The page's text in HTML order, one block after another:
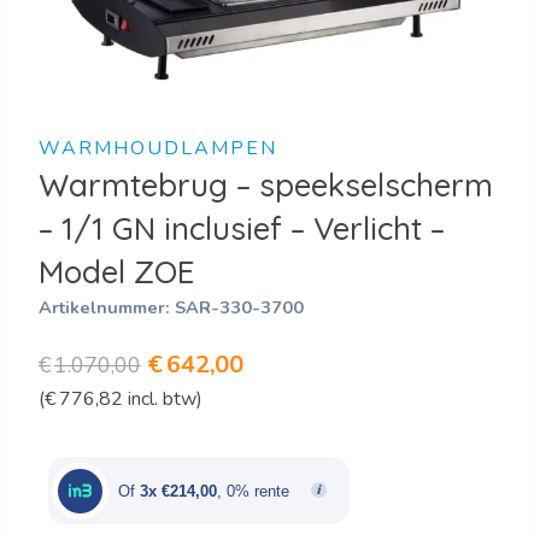
WARMHOUDLAMPEN
Warmtebrug – speekselscherm
– 1/1 GN inclusief – Verlicht –
Model ZOE
Artikelnummer: SAR-330-3700
€1.070,00 Oorspronkelijke
prijs
€1.070,00.
€642,00Huidige
€642,00.
(€776,82 incl. btw)
Of 3x €214,00 , 0% rente